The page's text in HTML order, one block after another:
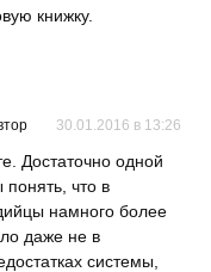
книжку.
30.01.2016 в 13:26
Достаточно одной
что в
намного более
даже не в
системы,